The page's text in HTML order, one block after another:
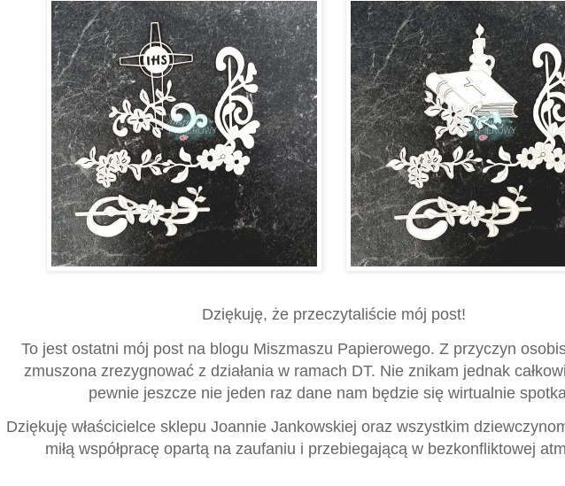
Dziękuję, że przeczytaliście mój post!
To jest ostatni mój post na blogu Miszmaszu Papierowego. Z przyczyn
zmuszona zrezygnować z działania w ramach DT. Nie znikam jednak
pewnie jeszcze nie jeden raz dane nam będzie się wirtualnie
Dziękuję właścicielce sklepu Joannie Jankowskiej oraz wszystkim
miłą współpracę opartą na zaufaniu i przebiegającą w bezkonfliktowej